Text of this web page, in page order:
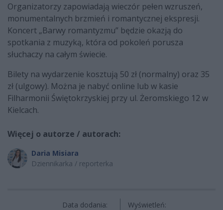
Organizatorzy zapowiadają wieczór pełen wzruszeń,
monumentalnych brzmień i romantycznej ekspresji.
Koncert „Barwy romantyzmu” będzie okazją do
spotkania z muzyką, która od pokoleń porusza
słuchaczy na całym świecie.
Bilety na wydarzenie kosztują 50 zł (normalny) oraz 35
zł (ulgowy). Można je nabyć online lub w kasie
Filharmonii Świętokrzyskiej przy ul. Żeromskiego 12 w
Kielcach.
Więcej o autorze / autorach:
Daria Misiara
Dziennikarka / reporterka
Data dodania:
Wyświetleń: